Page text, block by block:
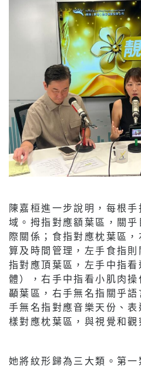
陳嘉桓進一步說明，每根
域。拇指對應額葉區，關
際關係；食指對應枕葉區
算及時間管理，左手食指
指對應頂葉區，左手中指
體），右手中指看小肌肉
顳葉區，右手無名指關乎
手無名指對應音樂天份、
樣對應枕葉區，與視覺和觀
她將紋形歸為三大類。第